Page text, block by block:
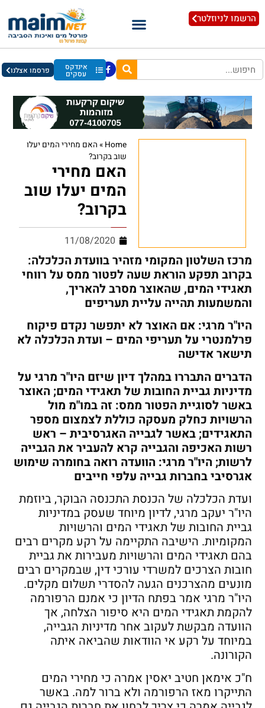
הרשמו לניוזלטר
אינדקס
עסקים פרסמו אצלנו
Home
» האם מחירי המים יעלו
שוב בקרוב?
האם מחירי
המים יעלו שוב
בקרוב?
11/08/2020
מרכז השלטון המקומי מזהיר בוועדת הכלכלה:
בקרוב תפקע הוראת שעה לפטור ממס על רווחי
תאגידי המים, שהאוצר מסרב להאריך,
והמשמעות תהייה עליית תעריפים
היו"ר מרגי: אם האוצר לא יתפשר נקדם פיקוח
פרלמנטרי על תעריפי המים – ועדת הכלכלה לא
תישאר אדישה
הדברים התבררו במהלך דיון שיזם היו"ר מרגי על
מדיניות גביית החובות של תאגידי המים; האוצר
באשר לסוגיית הפטור ממס: זה במו"מ מול
הרשויות כחלק מעסקה כוללת לצמצום מספר
התאגידים; באשר לגבייה האגרסיבית – ראש
רשות האכיפה והגבייה קרא להעביר את הגבייה
לרשות; היו"ר מרגי: הוועדה רואה בחומרה שימוש
אגרסיבי בחברות גבייה עלפי חייבים
ועדת הכלכלה של הכנסת התכנסה הבוקר, ביוזמת
היו"ר יעקב מרגי, לדיון מיוחד שעסק במדיניות
גביית החובות של תאגידי המים והרשויות
המקומיות. הישיבה התקיימה על רקע מקרים רבים
בהם תאגידי המים והרשויות מעבירות את גביית
חובות הצרכים למשרדי עורכי דין, שבמקרים רבים
מונעים מהצרכנים הגעה להסדרי תשלום מקלים.
היו"ר מרגי אמר בפתח הדיון כי אמנם הרפורמה
להקמת תאגידי המים היא סיפור הצלחה, אך
הוועדה מבקשת לעקוב אחר מדיניות הגבייה,
במיוחד על רקע אי הוודאות שהביאה איתה
הקורונה.
ח"כ אימאן חטיב יאסין אמרה כי מחירי המים
התייקרו מאז הרפורמה ולא ברור למה. באשר